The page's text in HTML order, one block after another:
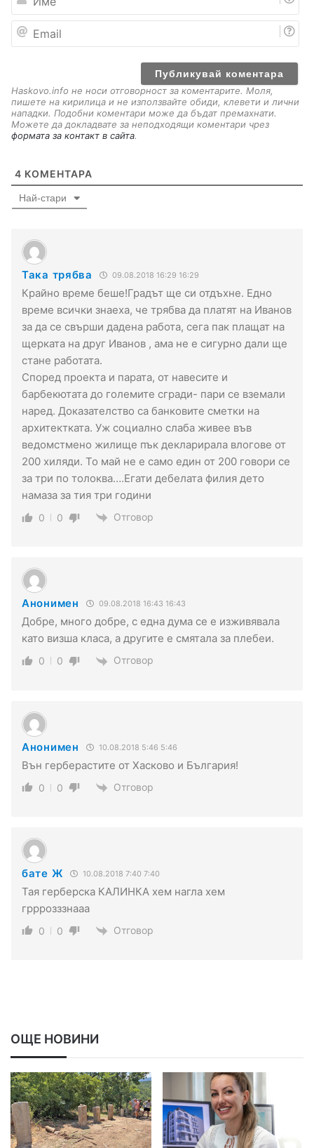
е
a
Haskovo.info не носи отговорност за коментарите. Моля,
пишете на кирилица и не използвайте обиди, клевети и лични
нападки. Подобни коментари може да бъдат премахнати.
Можете да докладвате за неподходящи коментари чрез
формата за контакт в сайта.
4 КОМЕНТАРА
Най-стари
Така трябва 09.08.2018 16:29 16:29
Крайно време беше!Градът ще си отдъхне. Едно
време всички знаеха, че трябва да платят на Иванов
за да се свърши дадена работа, сега пак плащат на
щерката на друг Иванов , ама не е сигурно дали ще
стане работата.
Според проекта и парата, от навесите и
барбекютата до големите сгради- пари се вземали
наред. Доказателство са банковите сметки на
архитектката. Уж социално слаба живее във
ведомстмено жилище пък декларирала влогове от
200 хиляди. То май не е само един от 200 говори се
за три по толоква….Егати дебелата филия дето
намаза за тия три години
0 0 Отговор
Анонимен 09.08.2018 16:43 16:43
Добре, много добре, с една дума се е изживявала
като визша класа, а другите е смятала за плебеи.
0 0 Отговор
Анонимен 10.08.2018 5:46 5:46
Вън герберастите от Хасково и България!
0 0 Отговор
бате Ж 10.08.2018 7:40 7:40
Тая герберска КАЛИНКА хем нагла хем
грррозззнааа
0 0 Отговор
ОЩЕ НОВИНИ